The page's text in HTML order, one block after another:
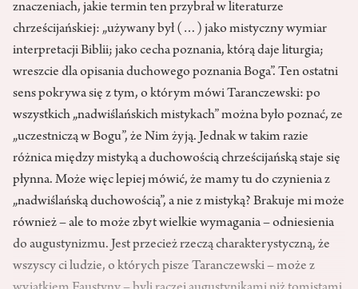
znaczeniach, jakie termin ten przybrał w literaturze
chrześcijańskiej: „używany był (…) jako mistyczny wymiar
interpretacji Biblii; jako cecha poznania, którą daje liturgia;
wreszcie dla opisania duchowego poznania Boga”. Ten ostatni
sens pokrywa się z tym, o którym mówi Taranczewski: po
wszystkich „nadwiślańskich mistykach” można było poznać, ze
„uczestniczą w Bogu”, że Nim żyją. Jednak w takim razie
różnica między mistyką a duchowością chrześcijańską staje się
płynna. Może więc lepiej mówić, że mamy tu do czynienia z
„nadwiślańską duchowością”, a nie z mistyką? Brakuje mi może
również – ale to może zbyt wielkie wymagania – odniesienia
do augustynizmu. Jest przecież rzeczą charakterystyczną, że
wszyscy ci ludzie, o których pisze Taranczewski – może z